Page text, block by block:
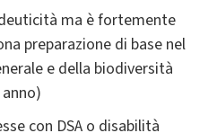
ma è fortemente
preparazione di base nel
e della biodiversità
con DSA o disabilità